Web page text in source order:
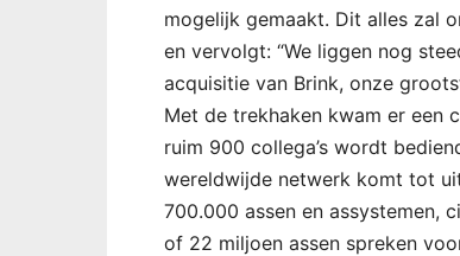
mogelijk gemaakt. Dit alles zal
en vervolgt: “We liggen nog
acquisitie van Brink, onze
Met de trekhaken kwam er een
ruim 900 collega’s wordt
wereldwijde netwerk komt tot
700.000 assen en assystemen,
of 22 miljoen assen spreken